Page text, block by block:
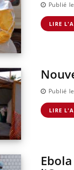
Publié
LIRE
Publié
LIRE